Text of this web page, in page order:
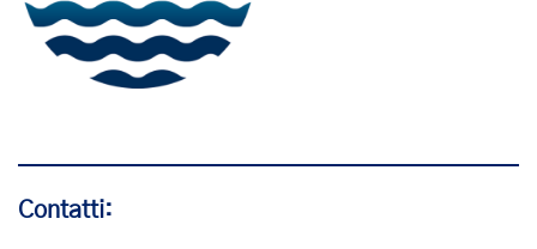
Contatti: